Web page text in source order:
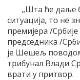
„Шта ће даље
ситуација, то не
премијера /
председника /
је Шешељ
трибунал Влади
врати у притвор.